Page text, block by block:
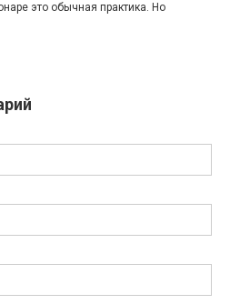
это обычная практика. Но